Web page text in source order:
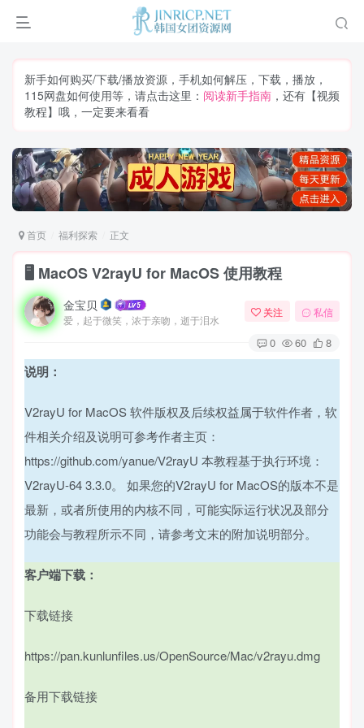
新手如何购买/下载/播放资源，手机如何解压，下载，播放，
115网盘如何使用等，请点击这里： 阅读新手指南 ，还有【视频
教程】哦，一定要来看看
首页 福利探索 正文
🖥️ MacOS V2rayU for MacOS 使用教程
金宝贝
爱，起于微笑，浓于亲吻，逝于泪水
关注 私信
0 60 8
说明：
V2rayU for MacOS 软件版权及后续权益属于软件作者，软
件相关介绍及说明可参考作者主页：
https://github.com/yanue/V2rayU 本教程基于执行环境：
V2rayU-64 3.3.0。 如果您的V2rayU for MacOS的版本不是
最新，或者所使用的内核不同，可能实际运行状况及部分
功能会与教程所示不同，请参考文末的附加说明部分。
客户端下载：
下载链接
https://pan.kunlunfiles.us/OpenSource/Mac/v2rayu.dmg
备用下载链接